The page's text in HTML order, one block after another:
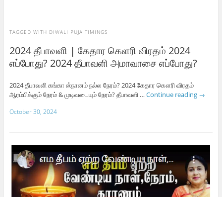
TAGGED WITH DIWALI PUJA TIMINGS
2024 தீபாவளி | கேதார கெளரி விரதம் 2024
எப்போது? 2024 தீபாவளி அமாவாசை எப்போது?
2024 தீபாவளி கங்கா ஸ்நானம் நல்ல நேரம்? 2024 கேதார கௌரி விரதம்
ஆரம்பிக்கும் நேரம் & முடிவடையும் நேரம்? தீபாவளி … Continue reading →
October 30, 2024